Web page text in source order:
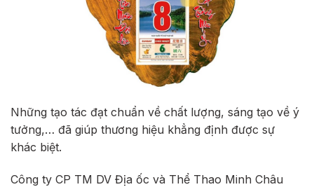
Những tạo tác đạt chuẩn về chất lượng, sáng tạo về ý
tưởng,… đã giúp thương hiệu khẳng định được sự
khác biệt.
Công ty CP TM DV Địa ốc và Thể Thao Minh Châu